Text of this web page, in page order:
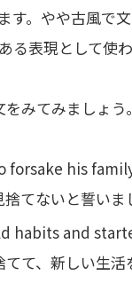
す。やや古風で
表現として使わ
みてみましょう。
forsake his
てないと誓いま
habits and
て、新しい生活